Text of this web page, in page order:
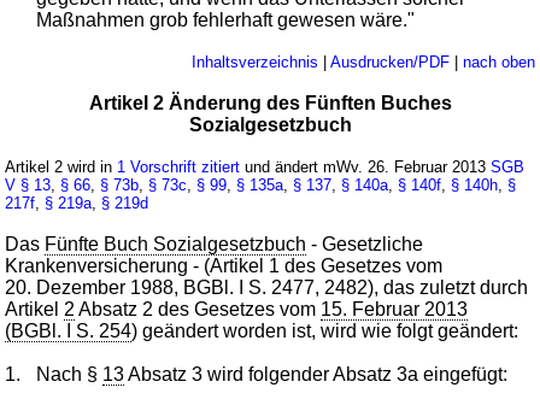
Maßnahmen grob fehlerhaft gewesen wäre."
Inhaltsverzeichnis | Ausdrucken/PDF| nach oben
Artikel 2 Änderung des Fünften Buches
Sozialgesetzbuch
Artikel 2 wird in 1 Vorschrift zitiert und ändert mWv. 26. Februar 2013SGB
V § 13 § 66 § 73b § 73c § 99 § 135a § 137 § 140a § 140f § 140h §
217f § 219a § 219d
Das Fünfte Buch Sozialgesetzbuch - Gesetzliche
Krankenversicherung - (Artikel 1 des Gesetzes vom
20. Dezember 1988, BGBl. I S. 2477, 2482), das zuletzt durch
Artikel 2 Absatz 2 des Gesetzes vom 15. Februar 2013
(BGBl. I S. 254) geändert worden ist, wird wie folgt geändert:
1. Nach § 13Absatz 3 wird folgender Absatz 3a eingefügt: